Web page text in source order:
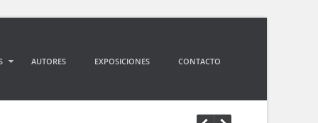
AUTORES EXPOSICIONES CONTACTO